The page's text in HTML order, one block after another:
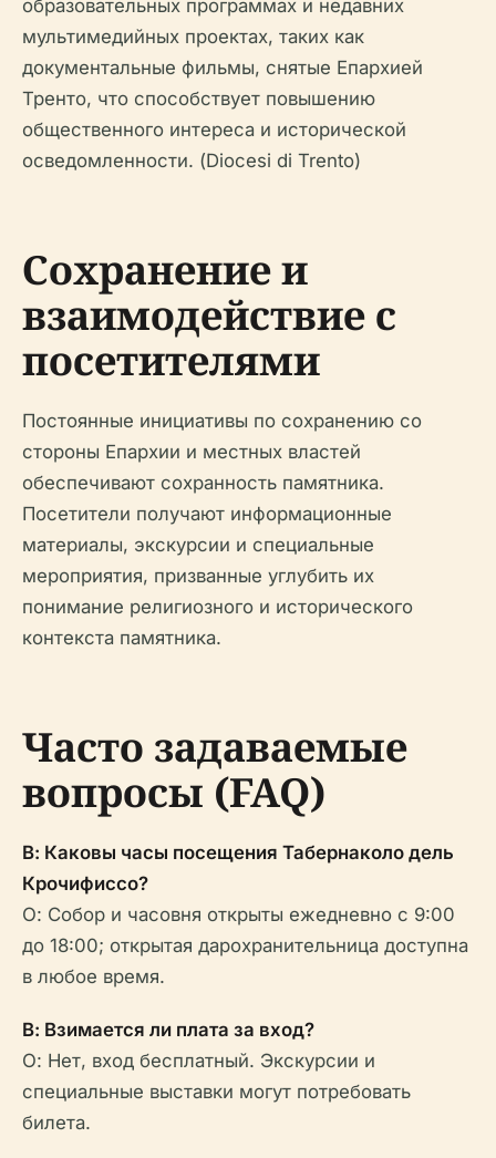
образовательных программах и недавних
мультимедийных проектах, таких как
документальные фильмы, снятые Епархией
Тренто, что способствует повышению
общественного интереса и исторической
осведомленности. (Diocesi di Trento)
Сохранение и
взаимодействие с
посетителями
Постоянные инициативы по сохранению со
стороны Епархии и местных властей
обеспечивают сохранность памятника.
Посетители получают информационные
материалы, экскурсии и специальные
мероприятия, призванные углубить их
понимание религиозного и исторического
контекста памятника.
Часто задаваемые
вопросы (FAQ)
В: Каковы часы посещения Табернаколо дель
Крочифиссо?
О: Собор и часовня открыты ежедневно с 9:00
до 18:00; открытая дарохранительница доступна
в любое время.
В: Взимается ли плата за вход?
О: Нет, вход бесплатный. Экскурсии и
специальные выставки могут потребовать
билета.